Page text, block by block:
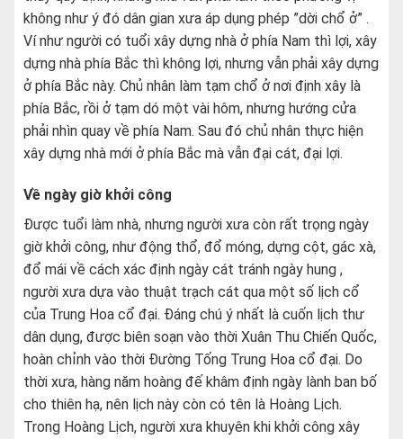
không như ý đó dân gian xưa áp dụng phép ”dời chổ ở” .
Ví như người có tuổi xây dựng nhà ở phía Nam thì lợi, xây
dựng nhà phía Bắc thì không lợi, nhưng vẫn phải xây dựng
ở phía Bắc này. Chủ nhân làm tạm chổ ở nơi định xây là
phía Bắc, rồi ở tạm dó một vài hôm, nhưng hướng cửa
phải nhìn quay về phía Nam. Sau đó chủ nhân thực hiện
xây dựng nhà mới ở phía Bắc mà vẫn đại cát, đại lợi.
Về ngày giờ khởi công
Được tuổi làm nhà, nhưng người xưa còn rất trọng ngày
giờ khởi công, như động thổ, đổ móng, dựng cột, gác xà,
đổ mái về cách xác định ngày cát tránh ngày hung ,
người xưa dựa vào thuật trạch cát qua một số lịch cổ
của Trung Hoa cổ đại. Đáng chú ý nhất là cuốn lịch thư
dân dụng, được biên soạn vào thời Xuân Thu Chiến Quốc,
hoàn chỉnh vào thời Đường Tống Trung Hoa cổ đại. Do
thời xưa, hàng năm hoàng đế khâm định ngày lành ban bố
cho thiên hạ, nên lịch này còn có tên là Hoàng Lịch.
Trong Hoàng Lịch, người xưa khuyên khi khởi công xây